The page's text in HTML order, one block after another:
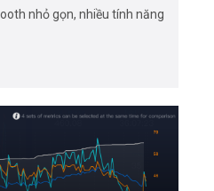
nhỏ gọn, nhiều tính năng